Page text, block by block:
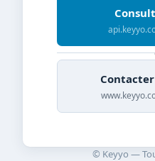
© Keyyo —